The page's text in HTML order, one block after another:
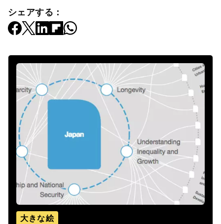
シェアする：
大きな絵